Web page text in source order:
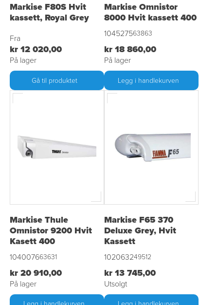
Markise F80S Hvit
kassett, Royal Grey
Fra
kr 12 020,00
På lager
Gå til produktet
Markise Omnistor
8000 Hvit kassett 400
104527563863
kr 18 860,00
På lager
Legg i handlekurven
Markise Thule
Omnistor 9200 Hvit
Kasett 400
104007663631
kr 20 910,00
På lager
Markise F65 370
Deluxe Grey, Hvit
Kassett
102063249512
kr 13 745,00
Utsolgt